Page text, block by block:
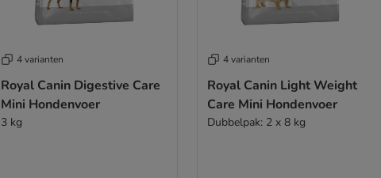
4 varianten
Royal Canin Digestive Care
Mini Hondenvoer
3 kg
4 varianten
Royal Canin Light Weight
Care Mini Hondenvoer
Dubbelpak: 2 x 8 kg